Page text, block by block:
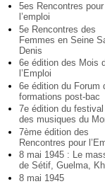
5es Rencontres pour
l’emploi
5e Rencontres des
Femmes en Seine
Denis
6e édition des Mois
l’Emploi
6e édition du Forum
formations post-bac
7e édition du
des musiques du
7ème édition des
Rencontres pour
8 mai 1945 : Le
de Sétif, Guelma,
8 mai 1945